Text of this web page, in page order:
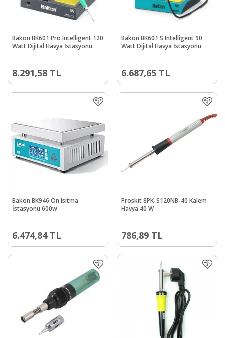
Bakon BK601 Pro Intelligent 120
Watt Dijital Havya İstasyonu
8.291,58 TL
Bakon BK601 S Intelligent 90
Watt Dijital Havya İstasyonu
6.687,65 TL
Bakon BK946 Ön Isıtma
İstasyonu 600w
6.474,84TL
Proskit 8PK-S120NB-40 Kalem
Havya 40 W
786,89 TL